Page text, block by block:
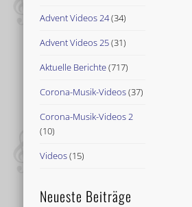
Advent Videos 24(34)
Advent Videos 25(31)
Aktuelle Berichte(717)
Corona-Musik-Videos(37)
Corona-Musik-Videos 2
(10)
Videos(15)
Neueste Beiträge